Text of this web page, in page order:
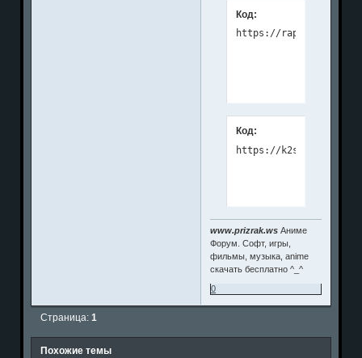
Код:
Код:
https://k2s.cc/file/
www.prizrak.ws Аниме
Форум. Софт, игры,
фильмы, музыка, anime
скачать бесплатно ^_^
0
Страница:1
Похожие темы